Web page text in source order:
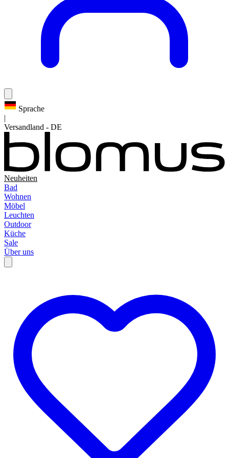
Sprache
|
Versandland - DE
Neuheiten
Bad
Wohnen
Möbel
Leuchten
Outdoor
Küche
Sale
Über uns